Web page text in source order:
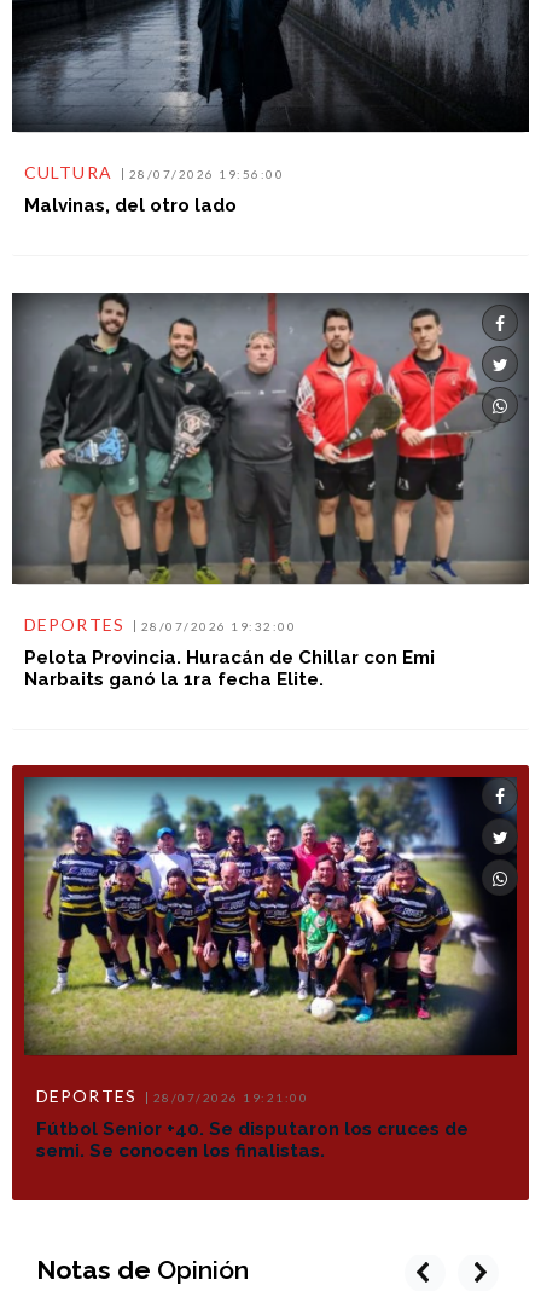
CULTURA 28/07/2026 19:56:00
Malvinas, del otro lado
DEPORTES 28/07/2026 19:32:00
Pelota Provincia. Huracán de Chillar con Emi
Narbaits ganó la 1ra fecha Elite.
DEPORTES 28/07/2026 19:21:00
Fútbol Senior +40. Se disputaron los cruces de
semi. Se conocen los finalistas.
Notas de Opinión prev next